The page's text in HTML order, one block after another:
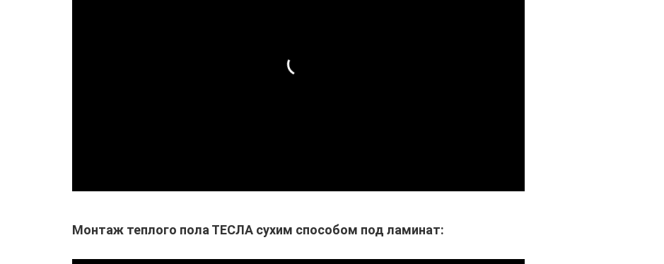
Монтаж теплого пола ТЕСЛА сухим способом под ламинат: